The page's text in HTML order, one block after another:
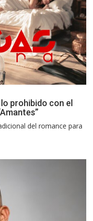
prohibido con el
del romance para